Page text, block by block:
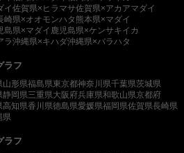
イ佐賀県×ヒラマサ佐賀県×アカアマダイ
崎県×オオモンハタ 熊本県×マダイ
島県×マダイ 鹿児島県×ケンサキイカ
ラ沖縄県×キハダ沖縄県×バラハタ
ラフ
山形県福島県東京都神奈川県千葉県茨城県
静岡県三重県大阪府兵庫県和歌山県京都府
高知県香川県徳島県愛媛県福岡県佐賀県長崎県
県
ラフ